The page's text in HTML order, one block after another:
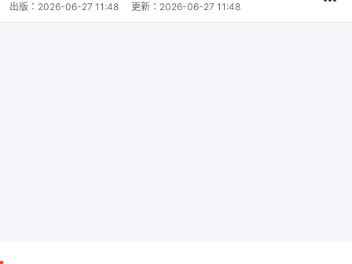
出版： 2026-06-27 11:48 更新： 2026-06-27 11:48